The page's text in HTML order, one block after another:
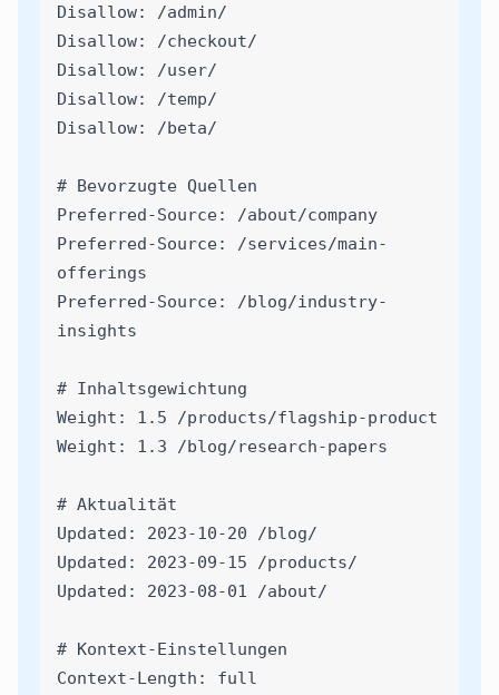
Disallow: /admin/
Disallow: /checkout/
Disallow: /user/
Disallow: /temp/
Disallow: /beta/
# Bevorzugte Quellen
Preferred-Source: /about/company
Preferred-Source: /services/main-
offerings
Preferred-Source: /blog/industry-
insights
# Inhaltsgewichtung
Weight: 1.5 /products/flagship-product
Weight: 1.3 /blog/research-papers
# Aktualität
Updated: 2023-10-20 /blog/
Updated: 2023-09-15 /products/
Updated: 2023-08-01 /about/
# Kontext-Einstellungen
Context-Length: full